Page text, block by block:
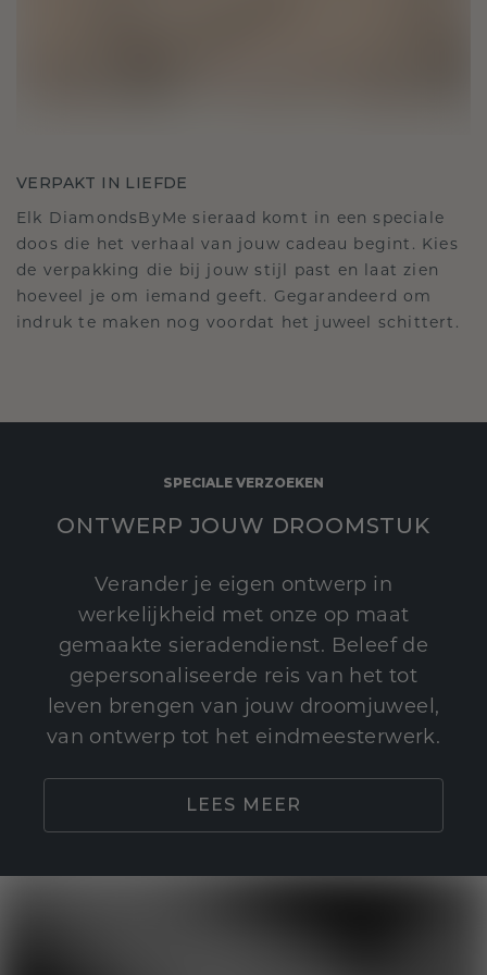
VERPAKT IN LIEFDE
Elk DiamondsByMe sieraad komt in een speciale
doos die het verhaal van jouw cadeau begint. Kies
de verpakking die bij jouw stijl past en laat zien
hoeveel je om iemand geeft. Gegarandeerd om
indruk te maken nog voordat het juweel schittert.
SPECIALE VERZOEKEN
ONTWERP JOUW DROOMSTUK
Verander je eigen ontwerp in
werkelijkheid met onze op maat
gemaakte sieradendienst. Beleef de
gepersonaliseerde reis van het tot
leven brengen van jouw droomjuweel,
van ontwerp tot het eindmeesterwerk.
LEES MEER